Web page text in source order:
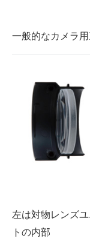
一般的なカメラ
左は対物レンズ
トの内部